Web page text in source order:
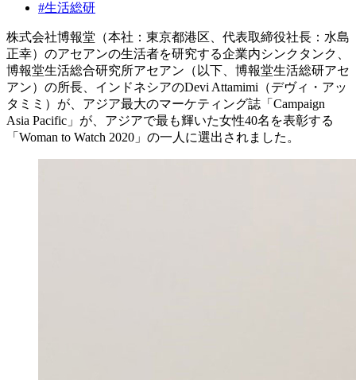
#生活総研
株式会社博報堂（本社：東京都港区、代表取締役社長：水島
正幸）のアセアンの生活者を研究する企業内シンクタンク、
博報堂生活総合研究所アセアン（以下、博報堂生活総研アセ
アン）の所長、インドネシアのDevi Attamimi（デヴィ・アッ
タミミ）が、アジア最大のマーケティング誌「Campaign
Asia Pacific」が、アジアで最も輝いた女性40名を表彰する
「Woman to Watch 2020」の一人に選出されました。